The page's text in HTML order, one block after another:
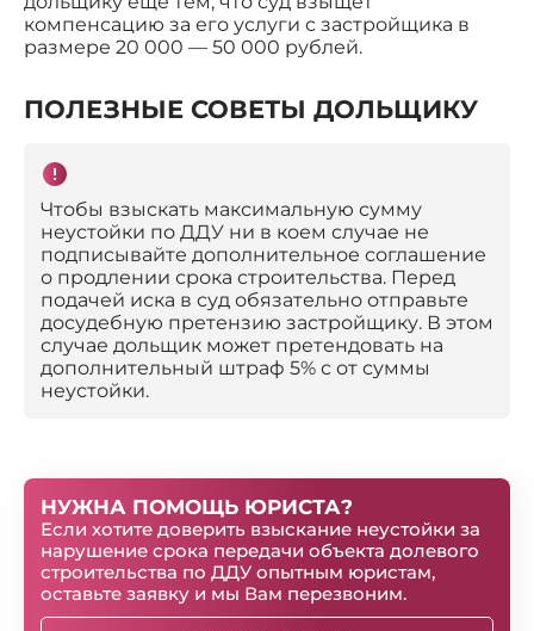
компенсацию за его услуги с застройщика в
размере 20 000 — 50 000 рублей.
ПОЛЕЗНЫЕ СОВЕТЫ ДОЛЬЩИКУ
Чтобы взыскать максимальную сумму
неустойки по ДДУ ни в коем случае не
подписывайте дополнительное соглашение
о продлении срока строительства. Перед
подачей иска в суд обязательно отправьте
досудебную претензию застройщику. В этом
случае дольщик может претендовать на
дополнительный штраф 5% с от суммы
неустойки.
НУЖНА ПОМОЩЬ ЮРИСТА?
Если хотите доверить взыскание неустойки за
нарушение срока передачи объекта долевого
строительства по ДДУ опытным юристам,
оставьте заявку и мы Вам перезвоним.